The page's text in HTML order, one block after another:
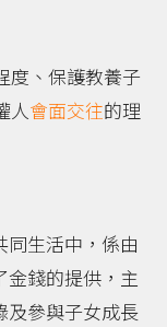
度、保護教養子
人會面交往的理
同生活中，係由
金錢的提供，主
及參與子女成長